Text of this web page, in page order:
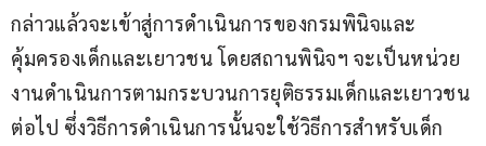
กล่าวแล้วจะเข้าสู่การดำเนินการของกรมพินิจและ
คุ้มครองเด็กและเยาวชน โดยสถานพินิจฯ จะเป็นหน่วย
งานดำเนินการตามกระบวนการยุติธรรมเด็กและเยาวชน
ต่อไป ซึ่งวิธีการดำเนินการนั้นจะใช้วิธีการสำหรับเด็ก